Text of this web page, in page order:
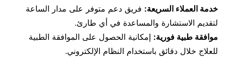
خدمة العملاء السريعة: فريق دعم متوفر على مدار الساعة
لتقديم الاستشارة والمساعدة في أي طارئ.
موافقة طبية فورية: إمكانية الحصول على الموافقة الطبية
للعلاج خلال دقائق باستخدام النظام الإلكتروني.